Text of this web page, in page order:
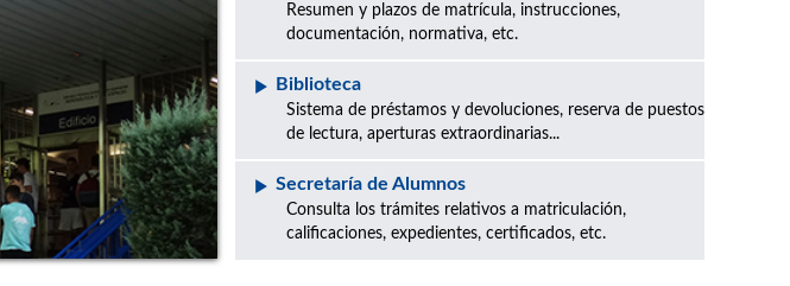
Resumen y plazos de matrícula, instrucciones,
documentación, normativa, etc.
Biblioteca
Sistema de préstamos y devoluciones, reserva de puestos
de lectura, aperturas extraordinarias...
Secretaría de Alumnos
Consulta los trámites relativos a matriculación,
calificaciones, expedientes, certificados, etc.